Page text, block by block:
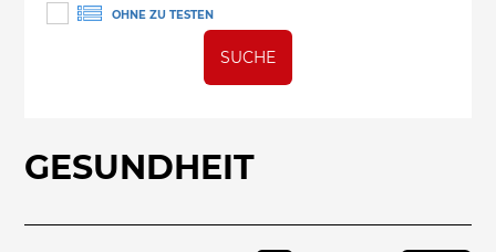
OHNE ZU TESTEN
SUCHE
GESUNDHEIT